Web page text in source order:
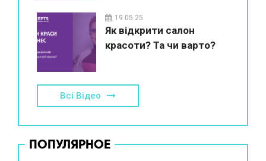
19.05.25
Як відкрити салон
красоти? Та чи варто?
Всі Відео
ПОПУЛЯРНОЕ